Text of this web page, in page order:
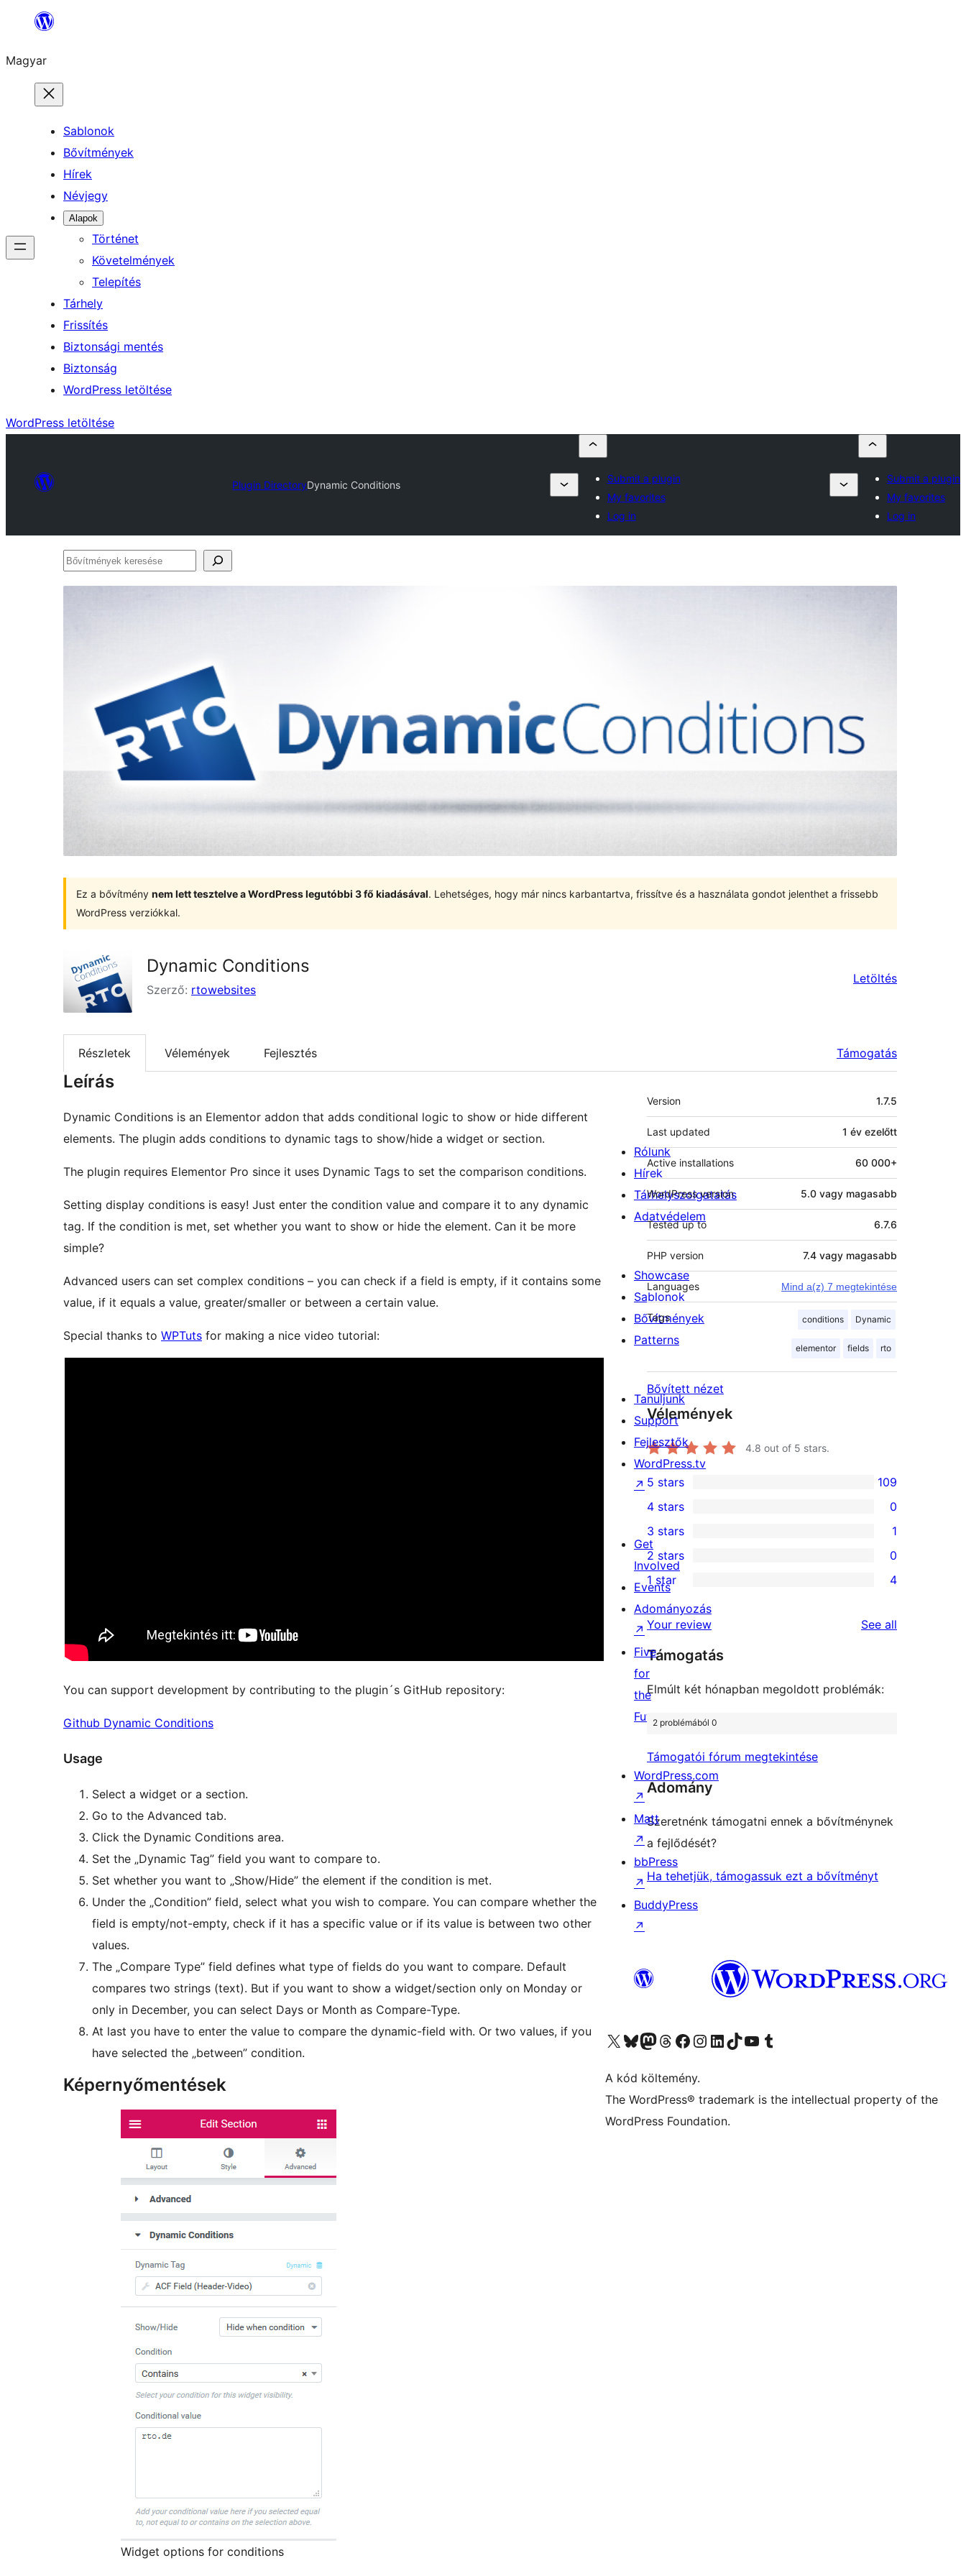
Ugrás
tartalomhoz
Magyar
Sablonok
Bővítmények
Hírek
Névjegy
Alapok
Történet
Követelmények
Telepítés
Tárhely
Frissítés
Biztonsági mentés
Biztonság
WordPress letöltése
WordPress letöltése
Plugin DirectoryDynamic Conditions
Submit a plugin
My favorites
Log in
Submit a plugin
My favorites
Log in
Bővítmények
Ez a bővítmény nem lett tesztelve a WordPress legutóbbi 3 fő kiadásával. Lehetséges, hogy már nincs karbantartva, frissítve és a használata gondot jelenthet a frissebb
WordPress verziókkal.
Dynamic Conditions
Szerző: rtowebsites
Letöltés
Részletek Vélemények Fejlesztés Támogatás
Leírás
Dynamic Conditions is an Elementor addon that adds conditional logic to show or hide different
elements. The plugin adds conditions to dynamic tags to show/hide a widget or section.
The plugin requires Elementor Pro since it uses Dynamic Tags to set the comparison conditions.
Setting display conditions is easy! Just enter the condition value and compare it to any dynamic
tag. If the condition is met, set whether you want to show or hide the element. Can it be more
simple?
Advanced users can set complex conditions – you can check if a field is empty, if it contains some
value, if it equals a value, greater/smaller or between a certain value.
Special thanks to WPTuts for making a nice video tutorial:
You can support development by contributing to the plugin´s GitHub repository:
Github Dynamic Conditions
Usage
Select a widget or a section.
Go to the Advanced tab.
Click the Dynamic Conditions area.
Set the „Dynamic Tag” field you want to compare to.
Set whether you want to „Show/Hide” the element if the condition is met.
Under the „Condition” field, select what you wish to compare. You can compare whether the
field is empty/not-empty, check if it has a specific value or if its value is between two other
values.
The „Compare Type” field defines what type of fields do you want to compare. Default
compares two strings (text). But if you want to show a widget/section only on Monday or
only in December, you can select Days or Month as Compare-Type.
At last you have to enter the value to compare the dynamic-field with. Or two values, if you
have selected the „between” condition.
Képernyőmentések
Widget options for conditions
Meta
Version 1.7.5
Last updated 1 év ezelőtt
Active installations 60 000+
WordPress version 5.0 vagy magasabb
Tested up to 6.7.6
PHP version 7.4 vagy magasabb
Languages Mind a(z) 7 megtekintése
Tags conditions Dynamic
elementor fields rto
Bővített nézet
Vélemények
4.8 out of 5 stars.
109
5-
star
reviews
5 stars 109
4-
star
reviews
4 stars 0
1
3-
star
review
3 stars 1
0
2-
star
reviews
2 stars 0
4
1-
star
reviews
1 star 4
Your review See all
Támogatás
Elmúlt két hónapban megoldott problémák:
2 problémából 0
Támogatói fórum megtekintése
Adomány
Szeretnénk támogatni ennek a bővítménynek
a fejlődését?
Ha tehetjük, támogassuk ezt a bővítményt
Rólunk
Hírek
Tárhelyszolgatatás
Adatvédelem
Showcase
Sablonok
Bővítmények
Patterns
Tanuljunk
Support
Fejlesztők
WordPress.tv
↗
Get
Involved
Events
Adományozás
↗
Five
for
the
Future
WordPress.com
↗
Matt
↗
bbPress
↗
BuddyPress
↗
Visit our X (formerly Twitter) account
Visit our Bluesky account
Twitter csatornánk
Visit our Threads account
Facebook oldalunk megtekintése
Visit our Instagram account
Visit our LinkedIn account
Visit our TikTok account
Visit our YouTube channel
Visit our Tumblr account
A kód költemény.
The WordPress® trademark is the intellectual property of the
WordPress Foundation.